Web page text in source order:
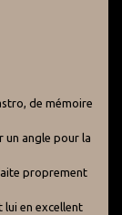
de mémoire
un angle pour la
proprement
en excellent